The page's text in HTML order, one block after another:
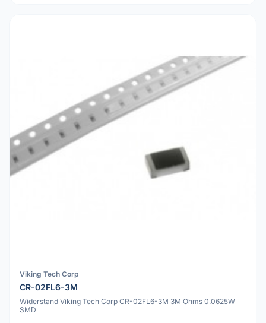
Viking Tech Corp
CR-02FL6-3M
Widerstand Viking Tech Corp CR-02FL6-3M 3M Ohms 0.0625W
SMD